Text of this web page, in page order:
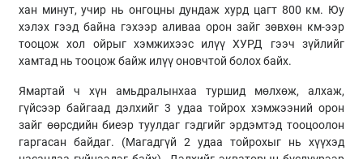
хан минут, учир нь онгоцны дундаж хурд цагт 800 км. Юу
хэлэх гээд байна гэхээр аливаа орон зайг зөвхөн км-ээр
тооцож хол ойрыг хэмжихээс илүү ХУРД гээч зүйлийг
хамтад нь тооцож байж илүү оновчтой болох байх.
Ямартай ч хүн амьдралынхаа туршид мөлхөж, алхаж,
гүйсээр байгаад дэлхийг 3 удаа тойрох хэмжээний орон
зайг өөрсдийн биеэр туулдаг гэдгийг эрдэмтэд тооцоолон
гаргасан байдаг. (Магадгүй 2 удаа тойрохыг нь хүүхэд